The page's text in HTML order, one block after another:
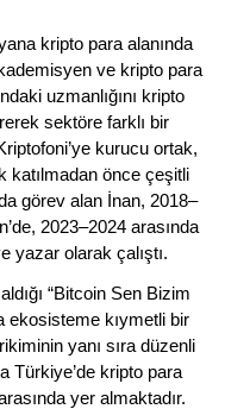
kripto para alanında
ve kripto para
uzmanlığını kripto
sektöre farklı bir
kurucu ortak,
katılmadan önce çeşitli
görev alan İnan, 2018–
2023–2024 arasında
yazar olarak çalıştı.
“Bitcoin Sen Bizim
ekosisteme kıymetli bir
yanı sıra düzenli
Türkiye’de kripto para
yer almaktadır.